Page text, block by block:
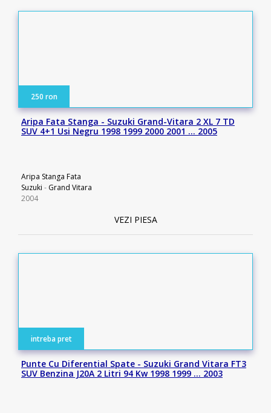
250 ron
Aripa Fata Stanga - Suzuki Grand-Vitara 2 XL 7 TD
SUV 4+1 Usi Negru 1998 1999 2000 2001 … 2005
Aripa Stanga Fata
Suzuki - Grand Vitara
2004
VEZI PIESA
intreba pret
Punte Cu Diferential Spate - Suzuki Grand Vitara FT3
SUV Benzina J20A 2 Litri 94 Kw 1998 1999 … 2003